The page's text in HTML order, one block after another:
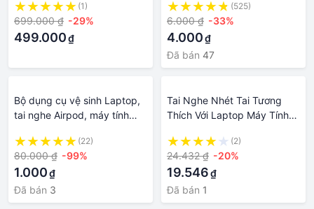
Giả Cơ Laptop Có Dây
Keyboard Chơi Game
(1)
699.000 ₫ -29%
499.000₫
samsung android, cây viết
cảm ứng đầu cao su
(525)
6.000 ₫ -33%
4.000₫
Đã bán 47
Bộ dụng cụ vệ sinh Laptop,
tai nghe Airpod, máy tính
ảnh đa năng 7 in 1 nhỏ gọn S
P
(22)
80.000 ₫ -99%
1.000₫
Đã bán 3
Tai Nghe Nhét Tai Tương
Thích Với Laptop Máy Tính
(2)
24.432 ₫ -20%
19.546₫
Đã bán 1